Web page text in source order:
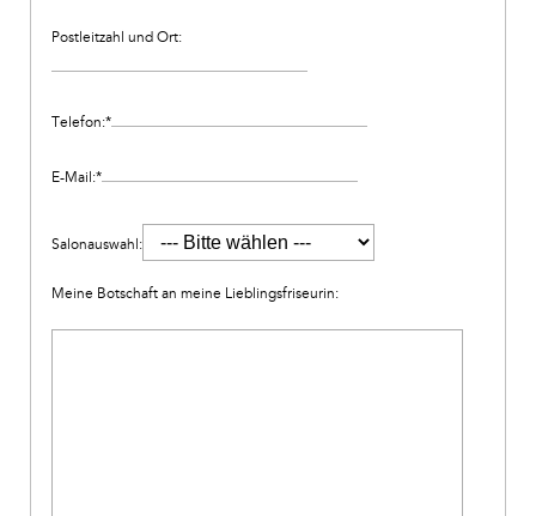
Postleitzahl und Ort:
Telefon:*
E-Mail:*
Salonauswahl:
Meine Botschaft an meine Lieblingsfriseurin: